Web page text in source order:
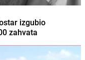
izgubio
zahvata